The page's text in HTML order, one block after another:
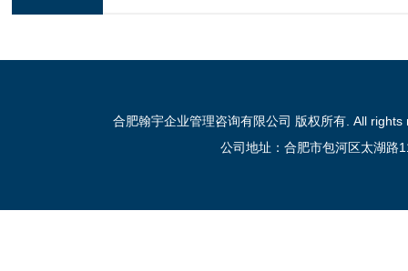
合肥翰宇企业管理咨询有限公司 版权所有. All
公司地址：合肥市包河区太湖路